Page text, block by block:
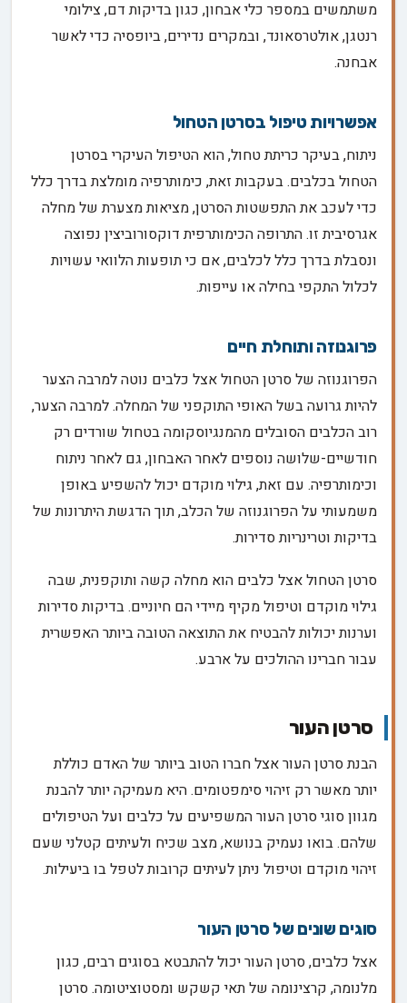
משתמשים במספר כלי אבחון, כגון בדיקות דם, צילומי
רנטגן, אולטרסאונד, ובמקרים נדירים, ביופסיה כדי לאשר
אבחנה.
אפשרויות טיפול בסרטן הטחול
ניתוח, בעיקר כריתת טחול, הוא הטיפול העיקרי בסרטן
הטחול בכלבים. בעקבות זאת, כימותרפיה מומלצת בדרך כלל
כדי לעכב את התפשטות הסרטן, מציאות מצערת של מחלה
אגרסיבית זו. התרופה הכימותרפית דוקסורוביצין נפוצה
ונסבלת בדרך כלל לכלבים, אם כי תופעות הלוואי עשויות
לכלול התקפי בחילה או עייפות.
פרוגנוזה ותוחלת חיים
הפרוגנוזה של סרטן הטחול אצל כלבים נוטה למרבה הצער
להיות גרועה בשל האופי התוקפני של המחלה. למרבה הצער,
רוב הכלבים הסובלים מהמנגיוסקומה בטחול שורדים רק
חודשיים-שלושה נוספים לאחר האבחון, גם לאחר ניתוח
וכימותרפיה. עם זאת, גילוי מוקדם יכול להשפיע באופן
משמעותי על הפרוגנוזה של הכלב, תוך הדגשת היתרונות של
בדיקות וטרינריות סדירות.
סרטן הטחול אצל כלבים הוא מחלה קשה ותוקפנית, שבה
גילוי מוקדם וטיפול מקיף מיידי הם חיוניים. בדיקות סדירות
וערנות יכולות להבטיח את התוצאה הטובה ביותר האפשרית
עבור חברינו ההולכים על ארבע.
סרטן העור
הבנת סרטן העור אצל חברו הטוב ביותר של האדם כוללת
יותר מאשר רק זיהוי סימפטומים. היא מעמיקה יותר להבנת
מגוון סוגי סרטן העור המשפיעים על כלבים ועל הטיפולים
שלהם. בואו נעמיק בנושא, מצב שכיח ולעיתים קטלני שעם
זיהוי מוקדם וטיפול ניתן לעיתים קרובות לטפל בו ביעילות.
סוגים שונים של סרטן העור
אצל כלבים, סרטן העור יכול להתבטא בסוגים רבים, כגון
מלנומה, קרצינומה של תאי קשקש ומסטוציטומה. סרטן